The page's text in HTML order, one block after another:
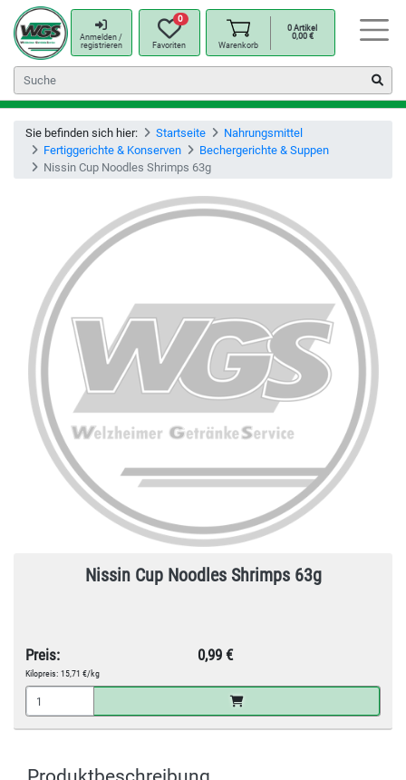
Anmelden /
registrieren
0
Favoriten Warenkorb
0Artikel
0,00 €
Sie befinden sich hier: Startseite
Nahrungsmittel
Fertiggerichte & Konserven
Bechergerichte & Suppen
Nissin Cup Noodles Shrimps 63g
Nissin Cup Noodles Shrimps 63g
Preis: 0,99 €
Kilopreis: 15,71 €/kg